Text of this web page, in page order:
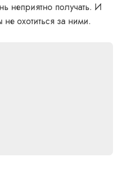
неприятно получать. И
охотиться за ними.